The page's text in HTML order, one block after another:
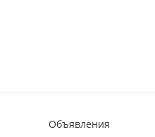
Объявления